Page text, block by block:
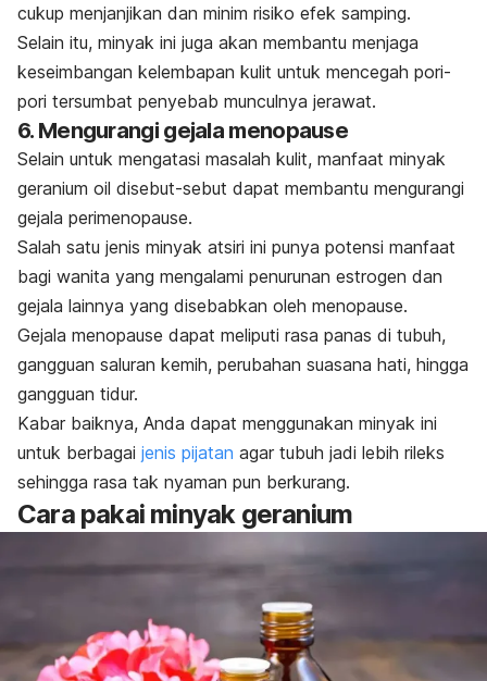
cukup menjanjikan dan minim risiko efek samping.
Selain itu, minyak ini juga akan membantu menjaga
keseimbangan kelembapan kulit untuk mencegah pori-
pori tersumbat penyebab munculnya jerawat.
6. Mengurangi gejala menopause
Selain untuk mengatasi masalah kulit, manfaat minyak
geranium oil disebut-sebut dapat membantu mengurangi
gejala perimenopause.
Salah satu jenis minyak atsiri ini punya potensi manfaat
bagi wanita yang mengalami penurunan estrogen dan
gejala lainnya yang disebabkan oleh menopause.
Gejala menopause dapat meliputi rasa panas di tubuh,
gangguan saluran kemih, perubahan suasana hati, hingga
gangguan tidur.
Kabar baiknya, Anda dapat menggunakan minyak ini
untuk berbagai jenis pijatan agar tubuh jadi lebih rileks
sehingga rasa tak nyaman pun berkurang.
Cara pakai minyak geranium